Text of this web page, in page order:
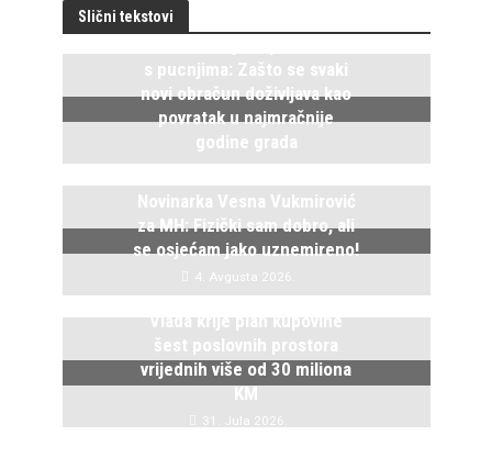
Slični tekstovi
s pucnjima: Zašto se svaki
novi obračun doživljava kao
povratak u najmračnije
godine grada
Novinarka Vesna Vukmirović
za MH: Fizički sam dobro, ali
se osjećam jako uznemireno!
4. Avgusta 2026.
Vlada krije plan kupovine
šest poslovnih prostora
vrijednih više od 30 miliona
KM
31. Jula 2026.